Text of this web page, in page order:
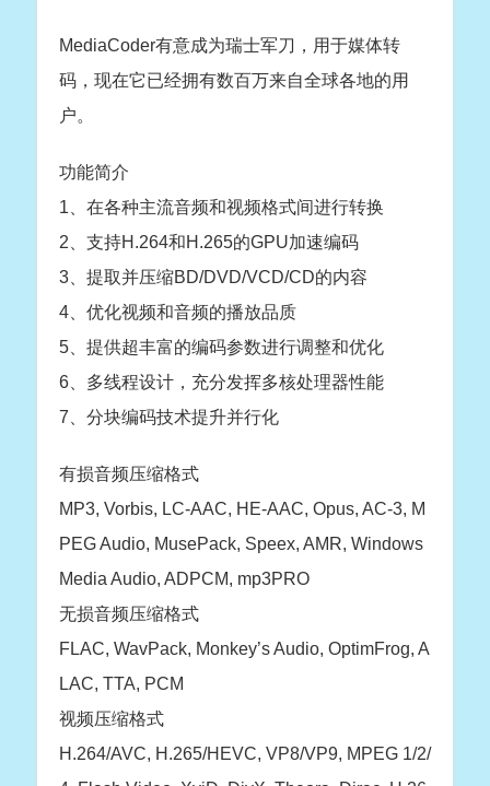
MediaCoder有意成为瑞士军刀，用于媒体转
码，现在它已经拥有数百万来自全球各地的用
户。
功能简介
1、在各种主流音频和视频格式间进行转换
2、支持H.264和H.265的GPU加速编码
3、提取并压缩BD/DVD/VCD/CD的内容
4、优化视频和音频的播放品质
5、提供超丰富的编码参数进行调整和优化
6、多线程设计，充分发挥多核处理器性能
7、分块编码技术提升并行化
有损音频压缩格式
MP3, Vorbis, LC-AAC, HE-AAC, Opus, AC-3, M
PEG Audio, MusePack, Speex, AMR, Windows
Media Audio, ADPCM, mp3PRO
无损音频压缩格式
FLAC, WavPack, Monkey’s Audio, OptimFrog, A
LAC, TTA, PCM
视频压缩格式
H.264/AVC, H.265/HEVC, VP8/VP9, MPEG 1/2/